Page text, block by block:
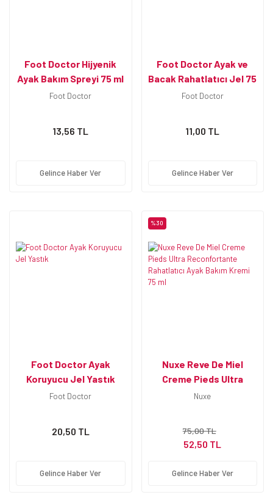
Foot Doctor Hijyenik
Ayak Bakım Spreyi 75 ml
Foot Doctor
13,56 TL
Gelince Haber Ver
Foot Doctor Ayak ve
Bacak Rahatlatıcı Jel 75
ml
Foot Doctor
11,00 TL
Gelince Haber Ver
Foot Doctor Ayak
Koruyucu Jel Yastık
Foot Doctor
20,50 TL
Gelince Haber Ver
%30
Nuxe Reve De Miel
Creme Pieds Ultra
Reconfortante
Nuxe
75,00 TL
52,50 TL
Gelince Haber Ver